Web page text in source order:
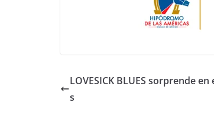
LOVESICK BLUES sorprende
s